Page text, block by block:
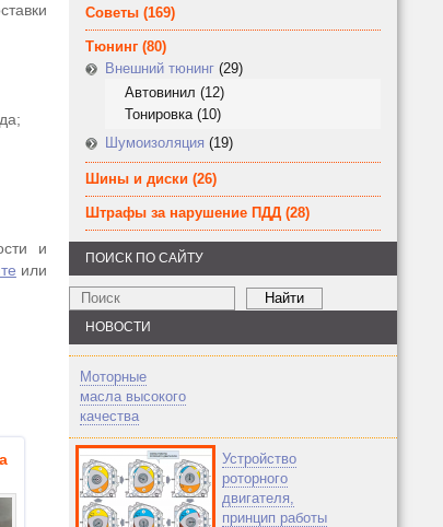
и
или
Советы (169)
Тюнинг (80)
Внешний тюнинг (29)
Автовинил (12)
Тонировка(10)
Шумоизоляция (19)
Шины и диски (26)
Штрафы за нарушение ПДД (28)
ПОИСК ПО САЙТУ
НОВОСТИ
Моторные
масла высокого
качества
Устройство
роторного
двигателя,
принцип работы